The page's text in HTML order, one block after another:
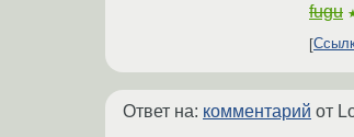
fugu
Ответ на: комментарий от